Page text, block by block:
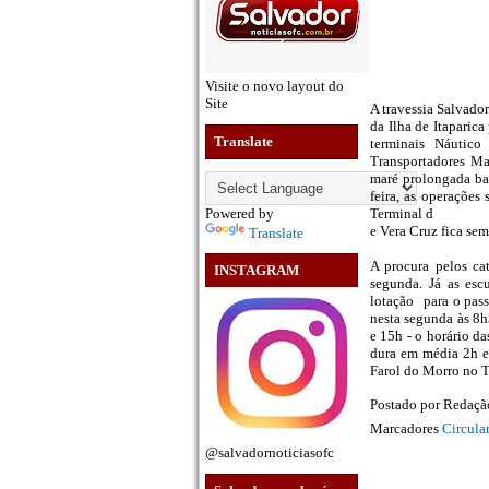
Visite o novo layout do
Site
Translate
Powered by
Translate
INSTAGRAM
@salvadornoticiasofc
A travessia
da Ilha de Itaparica
terminais
Transportadores
maré prolongada
feira, as operações
Terminal d
e Vera Cruz fica
A procura pelos
segunda. Já as
lotação para o
nesta segunda às
e 15h - o horário
dura em média 2h
Farol do Morro no
Postado por
Marcadores